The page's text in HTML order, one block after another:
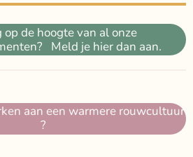
op de hoogte van al onze
Meld je hier dan aan.
aan een warmere rouwcultuur
?